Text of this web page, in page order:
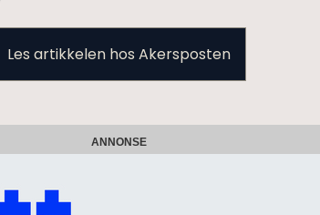
Les artikkelen hos Akersposten
ANNONSE